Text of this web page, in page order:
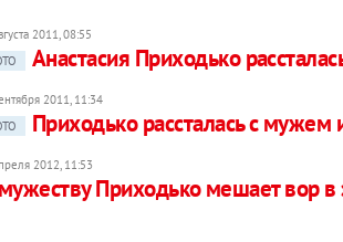
2011, 08:55
Анастасия Приходько
2011, 11:34
Приходько рассталась с мужем
2012, 11:53
Приходько мешает вор в